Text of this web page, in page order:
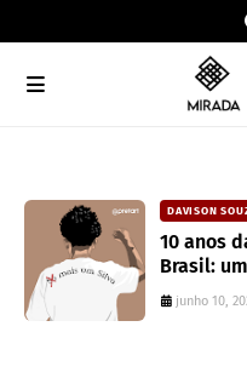
DAVISON
10 anos
Brasil:
junho 10,